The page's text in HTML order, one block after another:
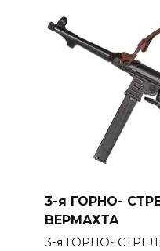
3-я ГОРНО-
ВЕРМАХТА
3-я ГОРНО-